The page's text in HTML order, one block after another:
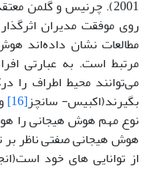
روی موفقت مدیران
مطالعات نشان داده‌اند
مرتبط است. به عبارتی
می‌توانند محیط اطراف را
بگیرند(اکبیس- سانچز[16]
نوع مهم هوش هیجانی را
هوش هیجانی صفتی ناظر بر
از توانایی های خود